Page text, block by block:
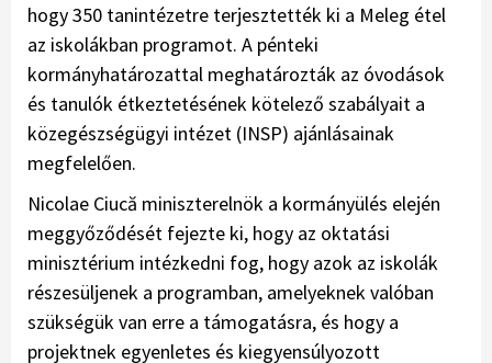
hogy 350 tanintézetre terjesztették ki a Meleg étel
az iskolákban programot. A pénteki
kormányhatározattal meghatározták az óvodások
és tanulók étkeztetésének kötelező szabályait a
közegészségügyi intézet (INSP) ajánlásainak
megfelelően.
Nicolae Ciucă miniszterelnök a kormányülés elején
meggyőződését fejezte ki, hogy az oktatási
minisztérium intézkedni fog, hogy azok az iskolák
részesüljenek a programban, amelyeknek valóban
szükségük van erre a támogatásra, és hogy a
projektnek egyenletes és kiegyensúlyozott